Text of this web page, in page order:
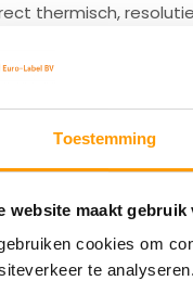
Toestemming
website maakt gebruik
cookies om
te
thermisch,
108 mm, diameter
WLAN (802.11ac),
kabel (USB),
ZD4A043-